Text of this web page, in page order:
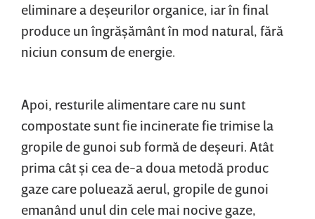
eliminare a deşeurilor organice, iar în final
produce un îngrăşământ în mod natural, fără
niciun consum de energie.
Apoi, resturile alimentare care nu sunt
compostate sunt fie incinerate fie trimise la
gropile de gunoi sub formă de deşeuri. Atât
prima cât şi cea de-a doua metodă produc
gaze care poluează aerul, gropile de gunoi
emanând unul din cele mai nocive gaze,